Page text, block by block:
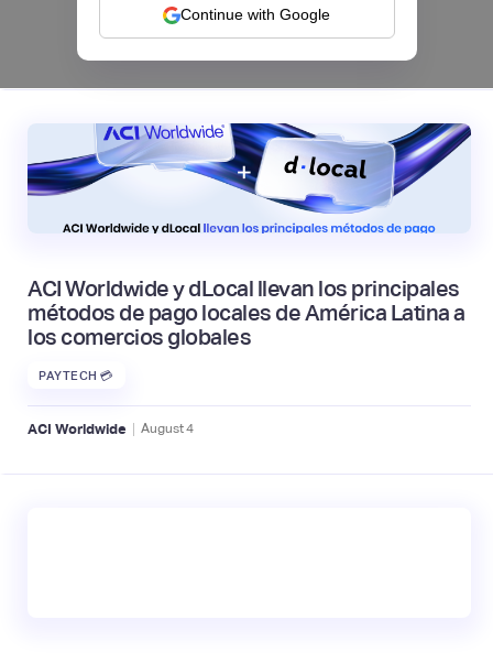
Continue with Google
ACI Worldwide y dLocal llevan los principales
métodos de pago locales de América Latina a
los comercios globales
PAYTECH 💳
ACI Worldwide | August4